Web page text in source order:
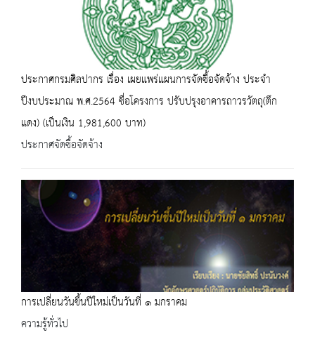
ประกาศกรมศิลปากร เรื่อง เผยแพร่แผนการจัดซื้อจัดจ้าง ประจำ
ปีงบประมาณ พ.ศ.2564 ชื่อโครงการ ปรับปรุงอาคารถาวรวัตถุ(ตึก
แดง) (เป็นเงิน 1,981,600 บาท)
ประกาศจัดซื้อจัดจ้าง
การเปลี่ยนวันขึ้นปีใหม่เป็นวันที่ ๑ มกราคม
ความรู้ทั่วไป